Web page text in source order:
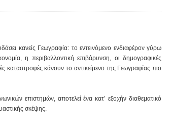
κανείς Γεωγραφία: το εντεινόμενο ενδιαφέρον γύρω
η περιβαλλοντική επιβάρυνση, οι δημογραφικές
καταστροφές κάνουν το αντικείμενο της Γεωγραφίας πιο
επιστημών, αποτελεί ένα κατ’ εξοχήν διαθεματικό
σκέψης.